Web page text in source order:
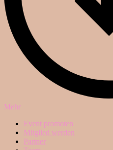
Mehr
Event promoten
Mitglied werden
Partner